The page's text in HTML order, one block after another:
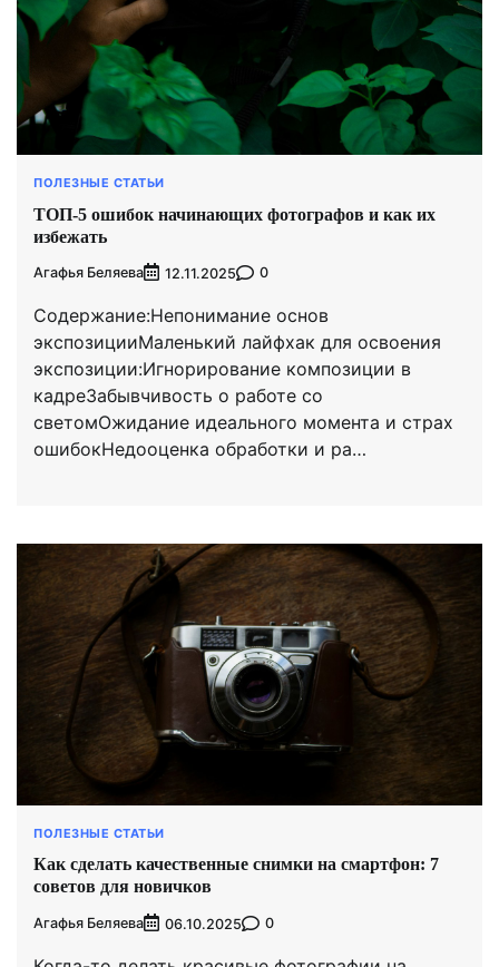
ПОЛЕЗНЫЕ СТАТЬИ
ТОП-5 ошибок начинающих фотографов и как их
избежать
Агафья Беляева 12.11.2025 0
Содержание:Непонимание основ
экспозицииМаленький лайфхак для освоения
экспозиции:Игнорирование композиции в
кадреЗабывчивость о работе со
светомОжидание идеального момента и страх
ошибокНедооценка обработки и ра…
ПОЛЕЗНЫЕ СТАТЬИ
Как сделать качественные снимки на смартфон: 7
советов для новичков
Агафья Беляева 06.10.2025 0